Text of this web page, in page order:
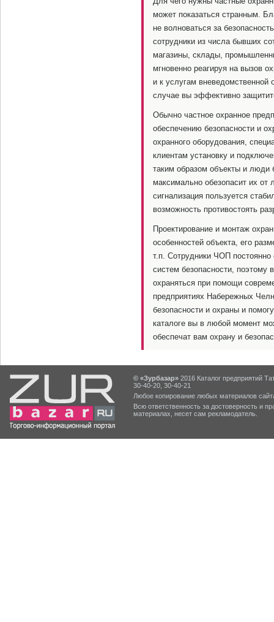
может показаться странным.
не волноваться за
сотрудники из числа бывших
магазины, склады,
мгновенно реагируя на вызов
и к услугам вневедомственной
случае вы эффективно
Обычно частное охранное
обеспечению безопасности и
охранного оборудования,
клиентам установку и
таким образом объекты и люди
максимально обезопасит их
сигнализация пользуется
возможность противостоять
Проектирование и монтаж
особенностей объекта, его
т.п. Сотрудники ЧОП
систем безопасности,
охраняться при помощи
предприятиях Набережных
безопасности и охраны и
каталоге вы в любой момент
обеспечат вам охрану и
© «Зурбазар» 2016 Каталог предприятий
30-40-20, 30-40-21
Любое копирование любых материалов
Всю ответственность за достоверность и
материалах, несет сам рекламодатель.